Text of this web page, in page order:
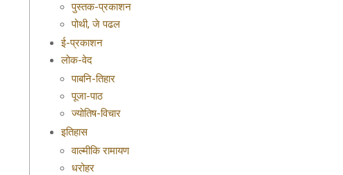
पुस्तक-प्रकाशन
पोथी, जे पढल
ई-प्रकाशन
लोक-वेद
पाबनि-तिहार
पूजा-पाठ
ज्योतिष-विचार
इतिहास
वाल्मीकि रामायण
धरोहर